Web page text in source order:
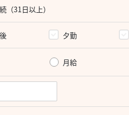
（31日以上）
夕勤
月給